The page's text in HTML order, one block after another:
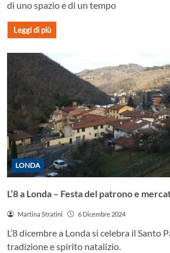
di uno spazio e di un tempo
Leggi di più
LONDA
L’8 a Londa – Festa del patrono e
Martina Stratini 6 Dicembre 2024
L’8 dicembre a Londa si celebra il Santo
tradizione e spirito natalizio.